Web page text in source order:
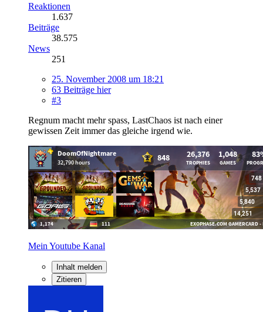
Reaktionen
1.637
Beiträge
38.575
News
251
25. November 2008 um 18:21
63 Beiträge hier
#3
Regnum macht mehr spass, LastChaos ist nach einer
gewissen Zeit immer das gleiche irgend wie.
Mein Youtube Kanal
Inhalt melden
Zitieren